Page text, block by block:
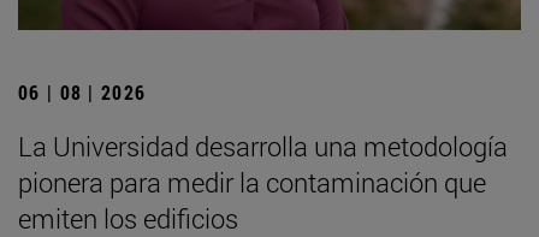
06 | 08 | 2026
La Universidad desarrolla una metodología
pionera para medir la contaminación que
emiten los edificios